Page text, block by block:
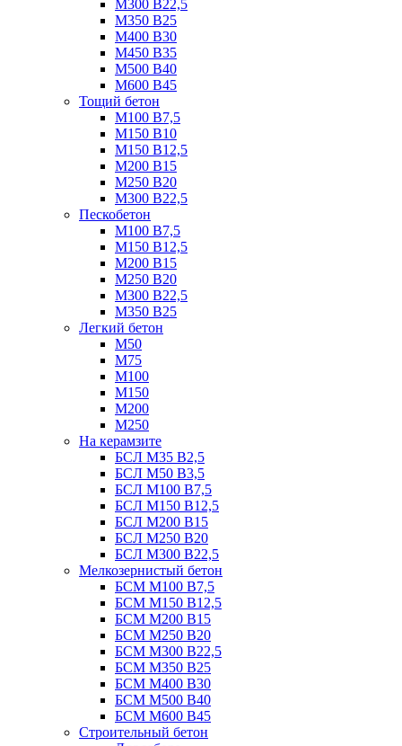
М300 B22,5
М350 B25
М400 B30
М450 B35
М500 B40
М600 B45
Тощий бетон
М100 В7,5
М150 В10
М150 В12,5
М200 В15
М250 В20
М300 В22,5
Пескобетон
М100 В7,5
М150 В12,5
М200 В15
М250 В20
М300 В22,5
М350 В25
Легкий бетон
М50
М75
М100
М150
М200
М250
На керамзите
БСЛ М35 B2,5
БСЛ М50 В3,5
БСЛ М100 В7,5
БСЛ М150 В12,5
БСЛ М200 В15
БСЛ М250 В20
БСЛ М300 В22,5
Мелкозернистый бетон
БСМ М100 B7,5
БСМ М150 B12,5
БСМ М200 B15
БСМ М250 B20
БСМ М300 B22,5
БСМ М350 B25
БСМ М400 B30
БСМ М500 B40
БСМ М600 B45
Строительный бетон